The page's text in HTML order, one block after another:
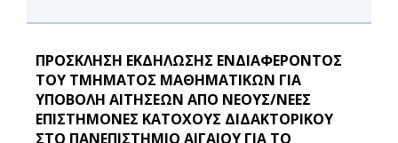
ΠΡΟΣΚΛΗΣΗ ΕΚΔΗΛΩΣΗΣ ΕΝΔΙΑΦΕΡΟΝΤΟΣ
ΤΟΥ ΤΜΗΜΑΤΟΣ ΜΑΘΗΜΑΤΙΚΩΝ ΓΙΑ
ΥΠΟΒΟΛΗ ΑΙΤΗΣΕΩΝ ΑΠΟ ΝΕΟΥΣ/ΝΕΕΣ
ΕΠΙΣΤΗΜΟΝΕΣ ΚΑΤΟΧΟΥΣ ΔΙΔΑΚΤΟΡΙΚΟΥ
ΣΤΟ ΠΑΝΕΠΙΣΤΗΜΙΟ ΑΙΓΑΙΟΥ ΓΙΑ ΤΟ